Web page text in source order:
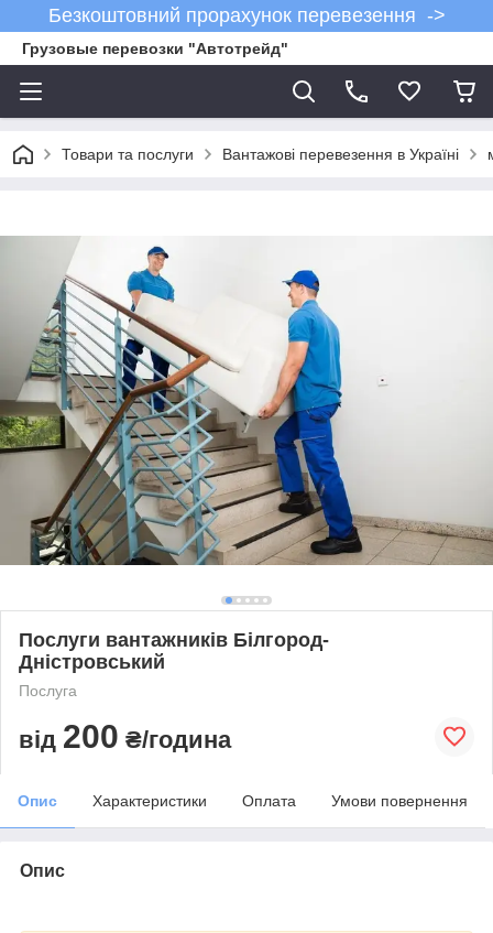
Безкоштовний прорахунок перевезення ->
Грузовые перевозки "Автотрейд"
Товари та послуги Вантажові перевезення в Україні
Послуги вантажників Білгород-
Дністровський
Послуга
від 200 ₴/година
Опис Характеристики Оплата Умови повернення
Опис